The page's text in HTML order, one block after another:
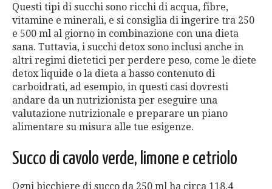
Questi tipi di succhi sono ricchi di acqua, fibre,
vitamine e minerali, e si consiglia di ingerire tra 250
e 500 ml al giorno in combinazione con una dieta
sana. Tuttavia, i succhi detox sono inclusi anche in
altri regimi dietetici per perdere peso, come le diete
detox liquide o la dieta a basso contenuto di
carboidrati, ad esempio, in questi casi dovresti
andare da un nutrizionista per eseguire una
valutazione nutrizionale e preparare un piano
alimentare su misura alle tue esigenze.
Succo di cavolo verde, limone e cetriolo
Ogni bicchiere di succo da 250 ml ha circa 118,4